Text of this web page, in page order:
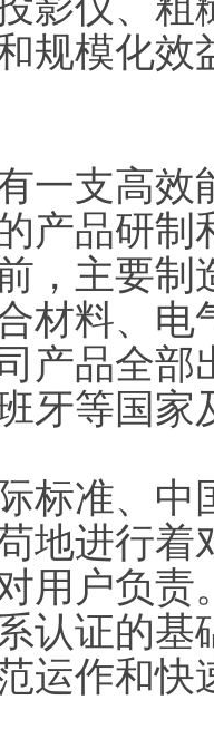
规模化效
一支高效
产品研制
，主要制
材料、电
产品全部
牙等国家
标准、中
地进行着
用户负责
认证的基
运作和快